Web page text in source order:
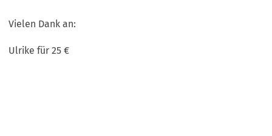
Vielen Dank an:
​Ulrike für 25 €